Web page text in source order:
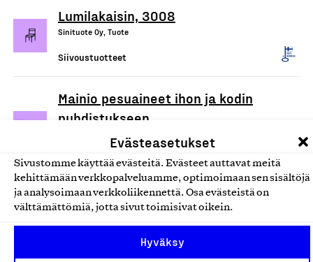
Evästeasetukset
Sivustomme käyttää evästeitä. Evästeet auttavat meitä
kehittämään verkkopalveluamme, optimoimaan sen sisältöjä
ja analysoimaan verkkoliikennettä. Osa evästeistä on
välttämättömiä, jotta sivut toimisivat oikein.
Hyväksy
Lumilakaisin, 3008
Sinituote Oy, Tuote
Siivoustuotteet
Mainio pesuaineet ihon ja kodin
puhdistukseen
Siivoustuotteet
Ecotex/Devteks kuituliinat